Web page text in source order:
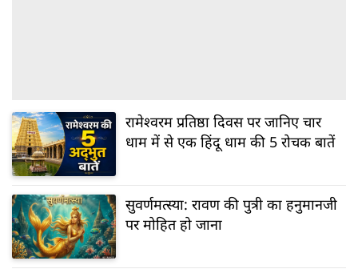
रामेश्वरम प्रतिष्ठा दिवस पर जानिए चार
धाम में से एक हिंदू धाम की 5 रोचक बातें
सुवर्णमत्स्या: रावण की पुत्री का हनुमानजी
पर मोहित हो जाना